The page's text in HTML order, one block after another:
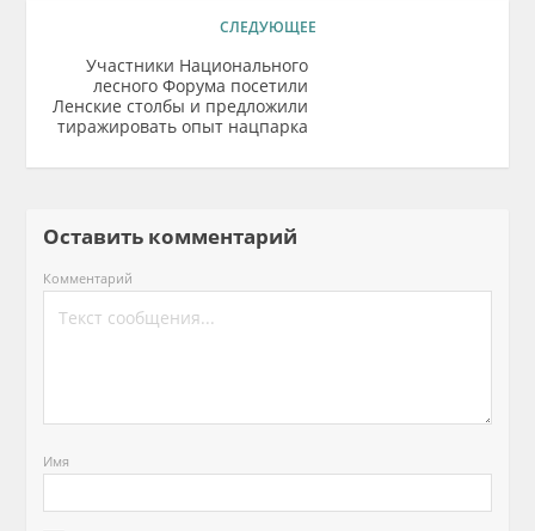
СЛЕДУЮЩЕЕ
Участники Национального
лесного Форума посетили
Ленские столбы и предложили
тиражировать опыт нацпарка
Оставить комментарий
Комментарий
Имя